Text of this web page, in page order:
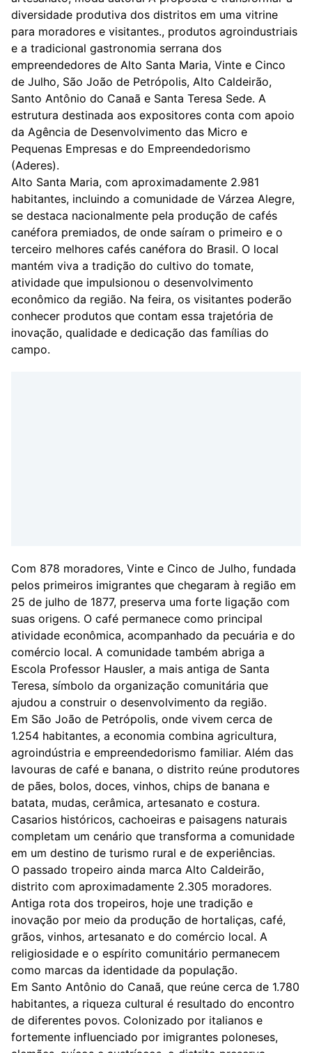
diversidade produtiva dos distritos em uma vitrine
para moradores e visitantes., produtos agroindustriais
e a tradicional gastronomia serrana dos
empreendedores de Alto Santa Maria, Vinte e Cinco
de Julho, São João de Petrópolis, Alto Caldeirão,
Santo Antônio do Canaã e Santa Teresa Sede. A
estrutura destinada aos expositores conta com apoio
da Agência de Desenvolvimento das Micro e
Pequenas Empresas e do Empreendedorismo
(Aderes).
Alto Santa Maria, com aproximadamente 2.981
habitantes, incluindo a comunidade de Várzea Alegre,
se destaca nacionalmente pela produção de cafés
canéfora premiados, de onde saíram o primeiro e o
terceiro melhores cafés canéfora do Brasil. O local
mantém viva a tradição do cultivo do tomate,
atividade que impulsionou o desenvolvimento
econômico da região. Na feira, os visitantes poderão
conhecer produtos que contam essa trajetória de
inovação, qualidade e dedicação das famílias do
campo.
Com 878 moradores, Vinte e Cinco de Julho, fundada
pelos primeiros imigrantes que chegaram à região em
25 de julho de 1877, preserva uma forte ligação com
suas origens. O café permanece como principal
atividade econômica, acompanhado da pecuária e do
comércio local. A comunidade também abriga a
Escola Professor Hausler, a mais antiga de Santa
Teresa, símbolo da organização comunitária que
ajudou a construir o desenvolvimento da região.
Em São João de Petrópolis, onde vivem cerca de
1.254 habitantes, a economia combina agricultura,
agroindústria e empreendedorismo familiar. Além das
lavouras de café e banana, o distrito reúne produtores
de pães, bolos, doces, vinhos, chips de banana e
batata, mudas, cerâmica, artesanato e costura.
Casarios históricos, cachoeiras e paisagens naturais
completam um cenário que transforma a comunidade
em um destino de turismo rural e de experiências.
O passado tropeiro ainda marca Alto Caldeirão,
distrito com aproximadamente 2.305 moradores.
Antiga rota dos tropeiros, hoje une tradição e
inovação por meio da produção de hortaliças, café,
grãos, vinhos, artesanato e do comércio local. A
religiosidade e o espírito comunitário permanecem
como marcas da identidade da população.
Em Santo Antônio do Canaã, que reúne cerca de 1.780
habitantes, a riqueza cultural é resultado do encontro
de diferentes povos. Colonizado por italianos e
fortemente influenciado por imigrantes poloneses,